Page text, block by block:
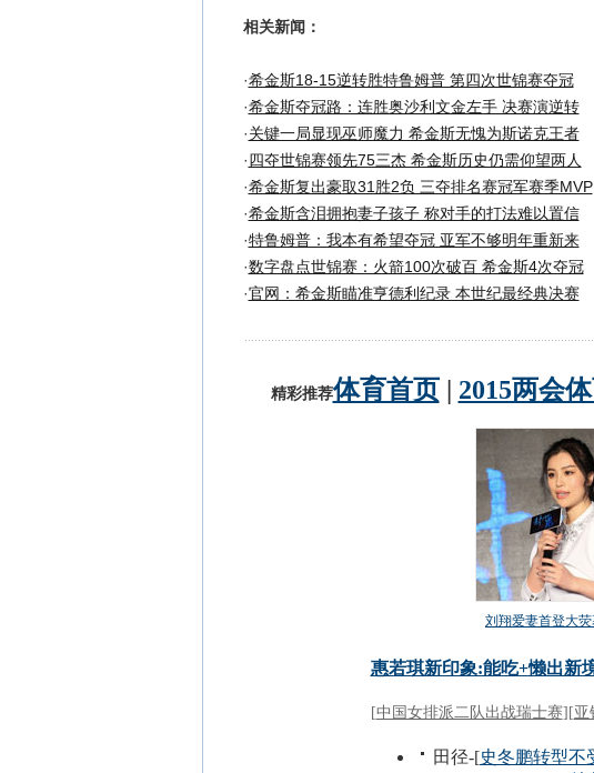
相关新闻：
·希金斯18-15逆转胜特鲁姆普 第四次世锦赛夺冠
·希金斯夺冠路：连胜奥沙利文金左手 决赛演逆转
·关键一局显现巫师魔力 希金斯无愧为斯诺克王者
·四夺世锦赛领先75三杰 希金斯历史仍需仰望两人
·希金斯复出豪取31胜2负 三夺排名赛冠军赛季MVP
·希金斯含泪拥抱妻子孩子 称对手的打法难以置信
·特鲁姆普：我本有希望夺冠 亚军不够明年重新来
·数字盘点世锦赛：火箭100次破百 希金斯4次夺冠
·官网：希金斯瞄准亨德利纪录 本世纪最经典决赛